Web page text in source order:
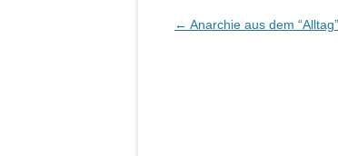
Artikel-Navigation
← Anarchie aus dem “Alltag”